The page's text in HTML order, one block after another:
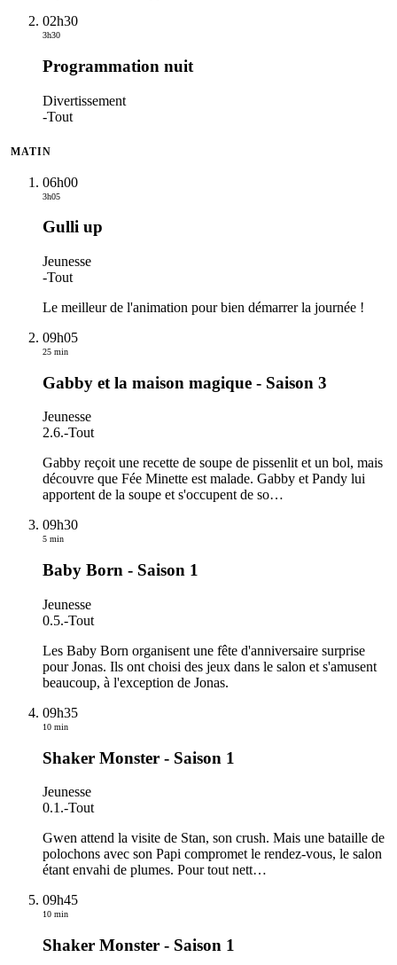
02h30
3h30
Programmation nuit
Divertissement
-Tout
MATIN
06h00
3h05
Gulli up
Jeunesse
-Tout
Le meilleur de l'animation pour bien démarrer la journée !
09h05
25 min
Gabby et la maison magique - Saison 3
Jeunesse
2.6.-Tout
Gabby reçoit une recette de soupe de pissenlit et un bol, mais
découvre que Fée Minette est malade. Gabby et Pandy lui
apportent de la soupe et s'occupent de so…
09h30
5 min
Baby Born - Saison 1
Jeunesse
0.5.-Tout
Les Baby Born organisent une fête d'anniversaire surprise
pour Jonas. Ils ont choisi des jeux dans le salon et s'amusent
beaucoup, à l'exception de Jonas.
09h35
10 min
Shaker Monster - Saison 1
Jeunesse
0.1.-Tout
Gwen attend la visite de Stan, son crush. Mais une bataille de
polochons avec son Papi compromet le rendez-vous, le salon
étant envahi de plumes. Pour tout nett…
09h45
10 min
Shaker Monster - Saison 1